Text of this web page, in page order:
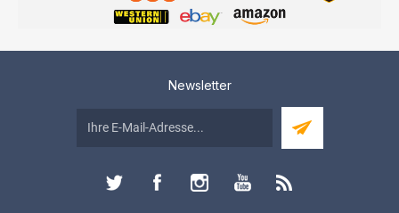
Newsletter